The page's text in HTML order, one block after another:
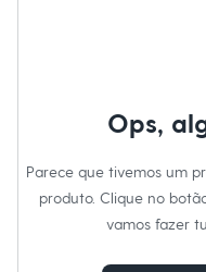
Bermudas
Camisas
Calças
Camisetas e Regatas
Ops,
Parece que tivemos um
produto. Clique no
vamos fazer